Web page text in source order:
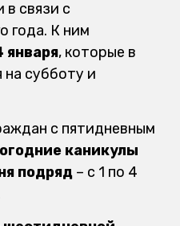
связи с
года. К ним
января, которые в
на субботу и
с пятидневным
каникулы
подряд – с 1 по 4